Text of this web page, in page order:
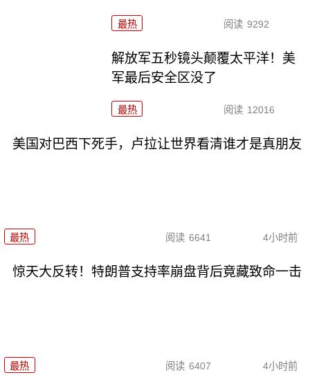
最热 阅读 9292
解放军五秒镜头颠覆太平洋！美
军最后安全区没了
最热 阅读 12016
美国对巴西下死手，卢拉让世界看清谁才是真朋友
最热 阅读 6641 4小时前
惊天大反转！特朗普支持率崩盘背后竟藏致命一击
最热 阅读 6407 4小时前